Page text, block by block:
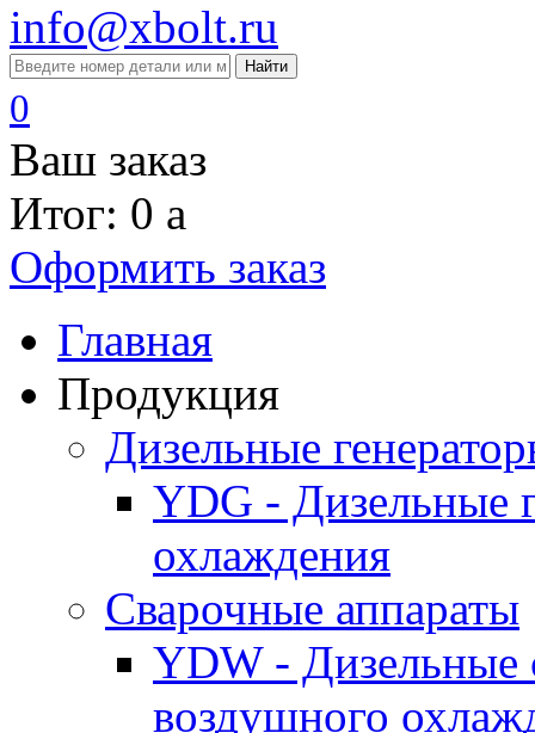
info@xbolt.ru
Найти
0
Ваш заказ
Итог: 0 a
Оформить заказ
Главная
Продукция
Дизельные
YDG - Дизельные
охлаждения
Cварочные аппараты
YDW - Дизельные
воздушного